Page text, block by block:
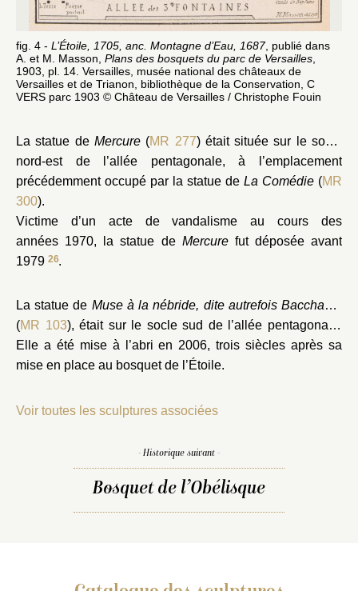
fig. 4 - L’Étoile, 1705, anc. Montagne d’Eau, 1687, publié dans
A. et M. Masson, Plans des bosquets du parc de Versailles,
1903, pl. 14. Versailles, musée national des châteaux de
Versailles et de Trianon, bibliothèque de la Conservation, C
VERS parc 1903 © Château de Versailles / Christophe Fouin
La statue de Mercure(MR 277) était située sur le socle
nord-est de l’allée pentagonale, à l’emplacement
précédemment occupé par la statue de La Comédie (MR
300).
Victime d’un acte de vandalisme au cours des
années 1970, la statue de Mercurefut déposée avant
1979 26.
La statue de Muse à la nébride, dite autrefois Bacchante
(MR 103), était sur le socle sud de l’allée pentagonale.
Elle a été mise à l’abri en 2006, trois siècles après sa
mise en place au bosquet de l’Étoile.
Voir toutes les sculptures associées
- Historique suivant -
Bosquet de l’Obélisque